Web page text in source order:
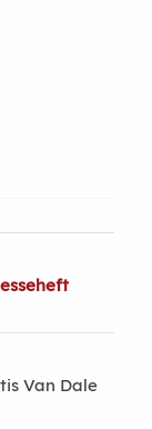
Van Dale